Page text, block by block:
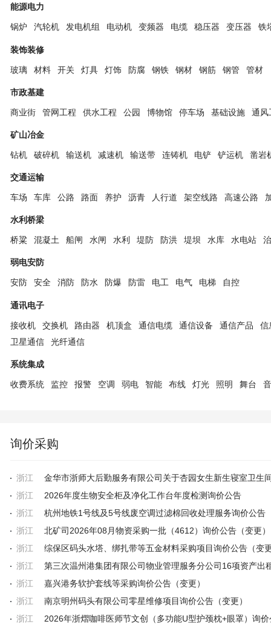
能源电力
锅炉 汽轮机 发电机组 电动机 变频器 电缆 稳压器 变压器 铁
装饰装修
玻璃 材料 开关 灯具 灯饰 防腐 钢铁 钢材 钢筋 钢管 管材
市政基建
商业街 管网工程 供水工程 公园 博物馆 停车场 基础设施 通风
矿山冶金
钻机 破碎机 输送机 减速机 输送带 连铸机 电铲 铲运机 凿岩
交通运输
车场 车库 公路 路面 养护 沥青 人行道 架空线路 高速公路
水利桥梁
桥粱 混凝土 船闸 水闸 水利 堤防 防洪 堤坝 水库 水电站
弱电安防
安防 安全 消防 防水 防爆 防雷 电工 电气 电梯 自控
通讯电子
接收机 交换机 路由器 机顶盒 通信电缆 通信设备 通信产品
信
卫星通信
光纤通信
系统集成
收费系统 监控 报警 空调 弱电 智能 布线 灯光 照明 舞台
询价采购
浙江
浙江
2026年度生物安全柜及净化工作台年度检测询价公告
浙江
杭州地铁1号线及5号线废空调过滤棉回收处理服务询价公告
浙江
北矿司2026年08月物资采购一批（4612）询价公告（变更）
浙江
综保区码头水塔、绑扎带等五金材料采购项目询价公告（变
浙江
浙江
嘉兴港务软护套线等采购询价公告（变更）
浙江
南京明州码头有限公司零星维修项目询价公告（变更）
浙江
2026年浙熠咖啡医师节文创（多功能U型护颈枕+眼罩）询